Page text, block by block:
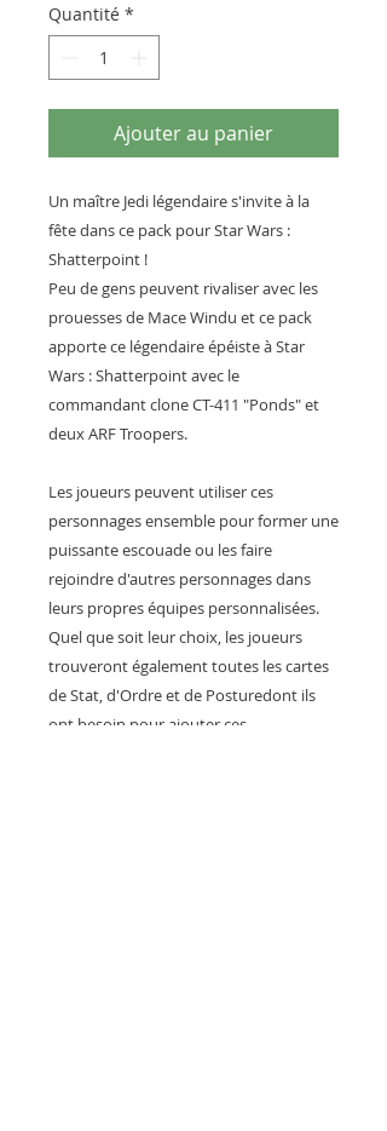
Quantité *
Ajouter au panier
Un maître Jedi légendaire s'invite à la
fête dans ce pack pour Star Wars :
Shatterpoint !
Peu de gens peuvent rivaliser avec les
prouesses de Mace Windu et ce pack
apporte ce légendaire épéiste à Star
Wars : Shatterpoint avec le
commandant clone CT-411 "Ponds" et
deux ARF Troopers.
Les joueurs peuvent utiliser ces
personnages ensemble pour former une
puissante escouade ou les faire
rejoindre d'autres personnages dans
leurs propres équipes personnalisées.
Quel que soit leur choix, les joueurs
trouveront également toutes les cartes
de Stat, d'Ordre et de Posturedont ils
ont besoin pour ajouter ces